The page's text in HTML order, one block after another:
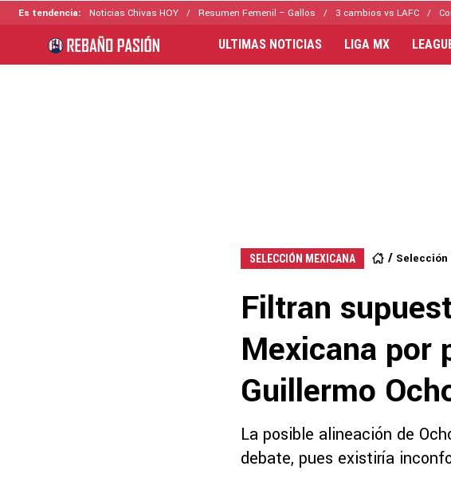
Es tendencia: Noticias Chivas HOY Resumen Femenil – Gallos 3 cambios vs LAFC
ULTIMAS NOTICIAS LIGA MX
SELECCIÓN MEXICANA
Filtran
Mexicana por
Guillermo
La posible alineación de
debate, pues existiría